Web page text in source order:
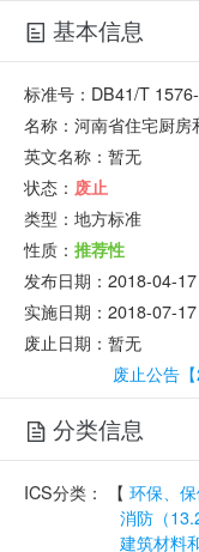
基本信息
标准号： DB41/T
名称： 河南省住宅厨房
英文名称： 暂无
状态： 废止
类型： 地方标准
性质： 推荐性
发布日期： 2018-04-17
实施日期： 2018-07-17
废止日期： 暂无
废止公告
分类信息
ICS分类： 【 环保、保
消防（
建筑材料